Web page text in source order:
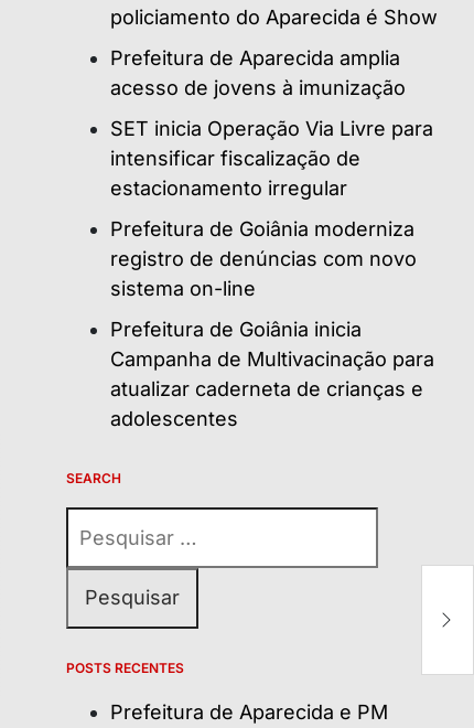
policiamento do Aparecida é Show
Prefeitura de Aparecida amplia
acesso de jovens à imunização
SET inicia Operação Via Livre para
intensificar fiscalização de
estacionamento irregular
Prefeitura de Goiânia moderniza
registro de denúncias com novo
sistema on-line
Prefeitura de Goiânia inicia
Campanha de Multivacinação para
atualizar caderneta de crianças e
adolescentes
SEARCH
por:
POSTS RECENTES
Prefeitura de Aparecida e PM